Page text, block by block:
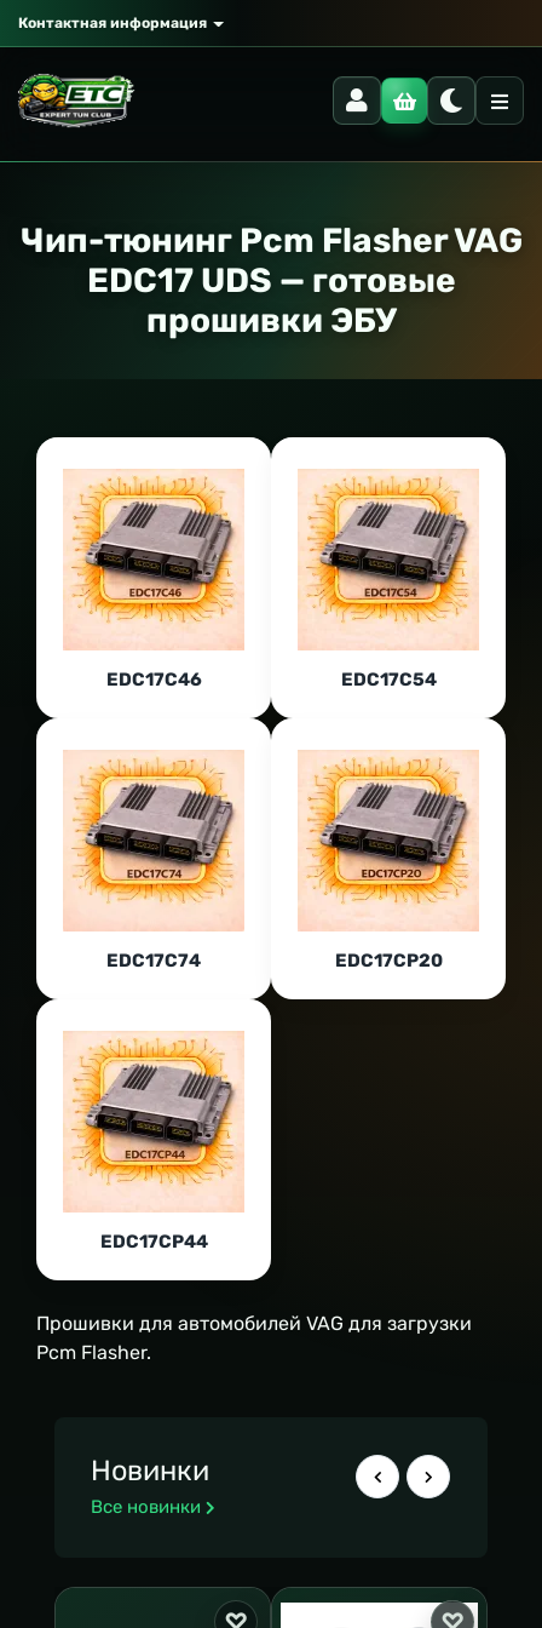
Контактная информация
Чип-тюнинг Pcm Flasher VAG
EDC17 UDS — готовые
прошивки ЭБУ
EDC17C46 EDC17C54
EDC17C74 EDC17CP20
EDC17CP44
Прошивки для автомобилей VAG для загрузки
Pcm Flasher.
Новинки
Все новинки